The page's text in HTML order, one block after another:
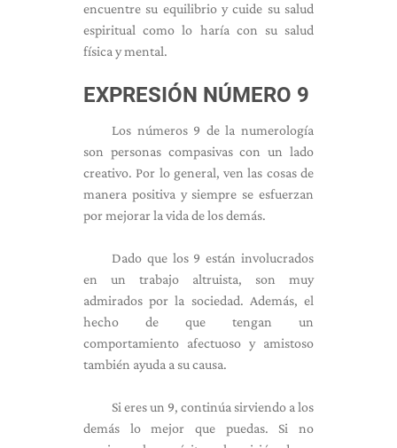
encuentre su equilibrio y cuide su salud
espiritual como lo haría con su salud
física y mental.
EXPRESIÓN NÚMERO 9
Los números 9 de la numerología
son personas compasivas con un lado
creativo. Por lo general, ven las cosas de
manera positiva y siempre se esfuerzan
por mejorar la vida de los demás.
Dado que los 9 están involucrados
en un trabajo altruista, son muy
admirados por la sociedad. Además, el
hecho de que tengan un
comportamiento afectuoso y amistoso
también ayuda a su causa.
Si eres un 9, continúa sirviendo a los
demás lo mejor que puedas. Si no